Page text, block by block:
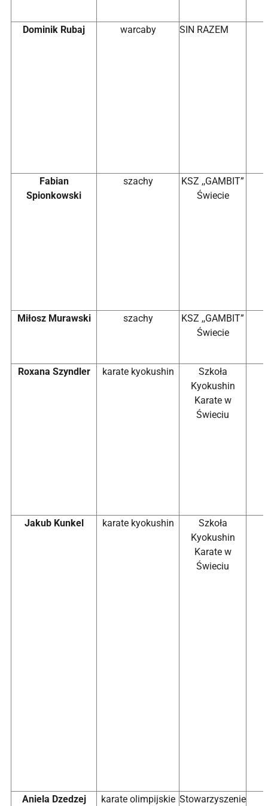
Dominik Rubaj warcaby SIN RAZEM
Fabian
Spionkowski
szachy
KSZ ,,GAMBIT”
Świecie
Miłosz Murawski szachy
KSZ ,,GAMBIT”
Świecie
Roxana Szyndler karate kyokushin
Szkoła
Kyokushin
Karate w
Świeciu
Jakub Kunkel karate kyokushin
Szkoła
Kyokushin
Karate w
Świeciu
Aniela Dzedzej
karate olimpijskie Stowarzyszenie